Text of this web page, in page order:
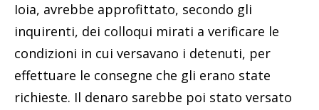
Ioia, avrebbe approfittato, secondo gli
inquirenti, dei colloqui mirati a verificare le
condizioni in cui versavano i detenuti, per
effettuare le consegne che gli erano state
richieste. Il denaro sarebbe poi stato versato